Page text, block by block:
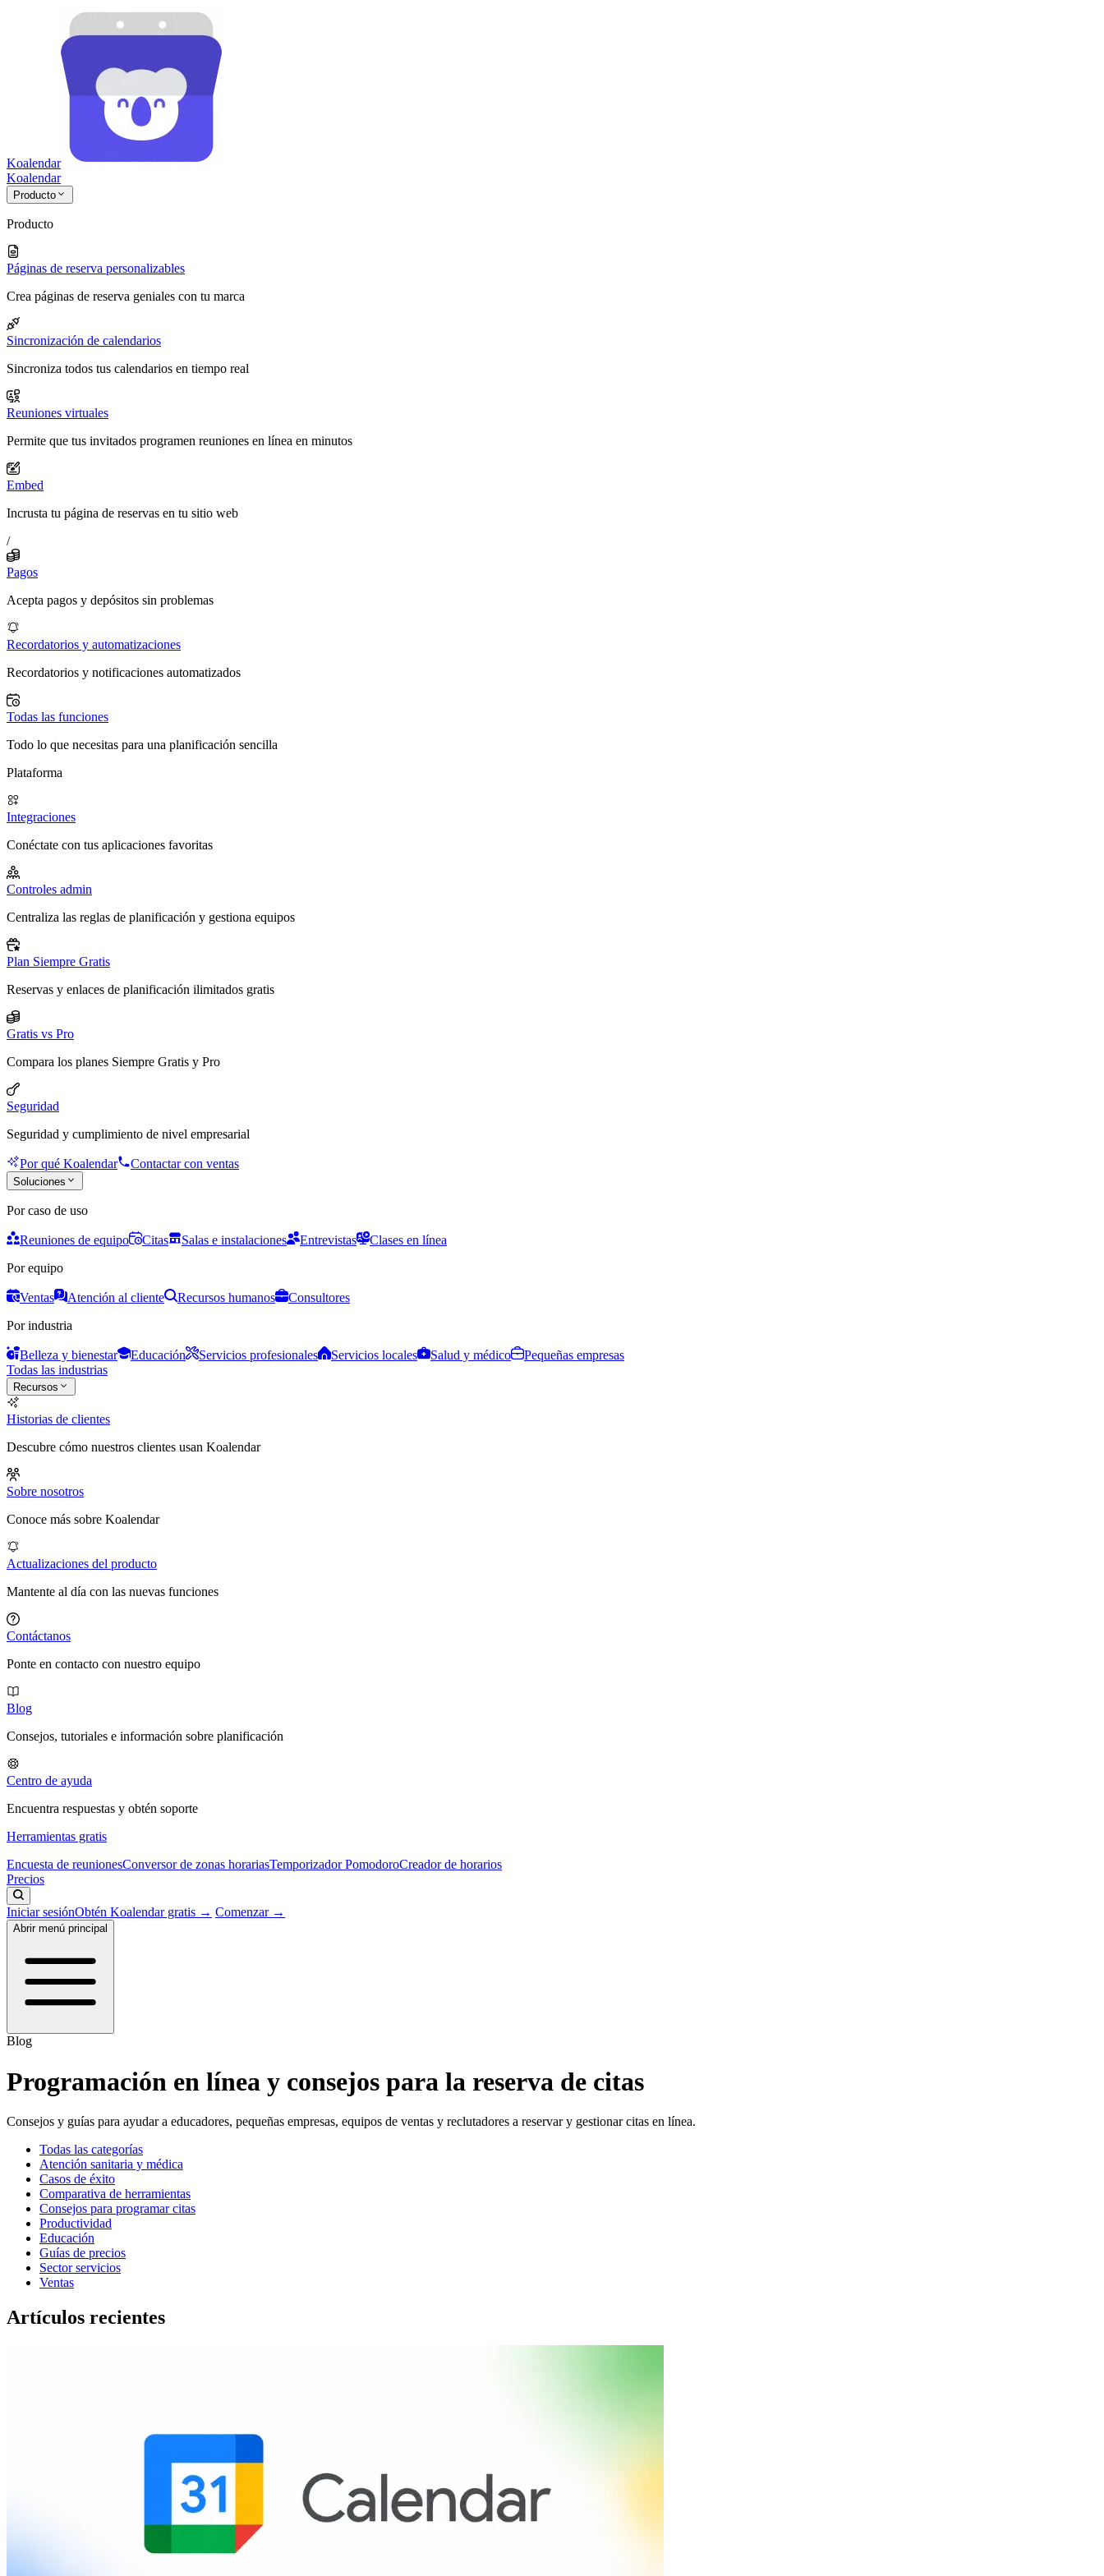
Koalendar
Koalendar
Producto
Producto
Páginas de reserva personalizables
Crea páginas de reserva geniales con tu marca
Sincronización de calendarios
Sincroniza todos tus calendarios en tiempo real
Reuniones virtuales
Permite que tus invitados programen reuniones en línea en minutos
Embed
Incrusta tu página de reservas en tu sitio web
/
Pagos
Acepta pagos y depósitos sin problemas
Recordatorios y automatizaciones
Recordatorios y notificaciones automatizados
Todas las funciones
Todo lo que necesitas para una planificación sencilla
Plataforma
Integraciones
Conéctate con tus aplicaciones favoritas
Controles admin
Centraliza las reglas de planificación y gestiona equipos
Plan Siempre Gratis
Reservas y enlaces de planificación ilimitados gratis
Gratis vs Pro
Compara los planes Siempre Gratis y Pro
Seguridad
Seguridad y cumplimiento de nivel empresarial
Por qué Koalendar Contactar con ventas
Soluciones
Por caso de uso
Reuniones de equipo Citas Salas e instalaciones Entrevistas
Clases en línea
Por equipo
Ventas Atención al cliente Recursos humanos
Consultores
Por industria
Belleza y bienestar Educación Servicios profesionales Servicios locales Salud y médico
Pequeñas empresas
Todas las industrias
Recursos
Historias de clientes
Descubre cómo nuestros clientes usan Koalendar
Sobre nosotros
Conoce más sobre Koalendar
Actualizaciones del producto
Mantente al día con las nuevas funciones
Contáctanos
Ponte en contacto con nuestro equipo
Blog
Consejos, tutoriales e información sobre planificación
Centro de ayuda
Encuentra respuestas y obtén soporte
Herramientas gratis
Encuesta de reunionesConversor de zonas horariasTemporizador PomodoroCreador de horarios
Precios
Iniciar sesiónObtén Koalendar gratis → Comenzar →
Abrir menú principal
Blog
Programación en línea y consejos para la reserva de citas
Consejos y guías para ayudar a educadores, pequeñas empresas, equipos de ventas y reclutadores a reservar y gestionar citas en línea.
Todas las categorías
Atención sanitaria y médica
Casos de éxito
Comparativa de herramientas
Consejos para programar citas
Productividad
Educación
Guías de precios
Sector servicios
Ventas
Artículos recientes